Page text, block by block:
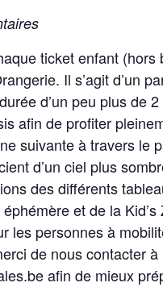
ticket enfant (hors
Il s’agit d’un
d’un peu plus de
afin de profiter
suivante à travers le
d’un ciel plus
des différents
et de la
les personnes à
de nous contacter à
afin de mieux